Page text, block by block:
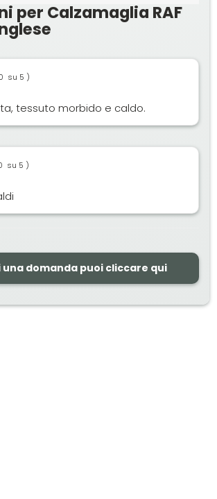
per Calzamaglia RAF
su 5 )
tessuto morbido e caldo.
su 5 )
una domanda puoi cliccare qui